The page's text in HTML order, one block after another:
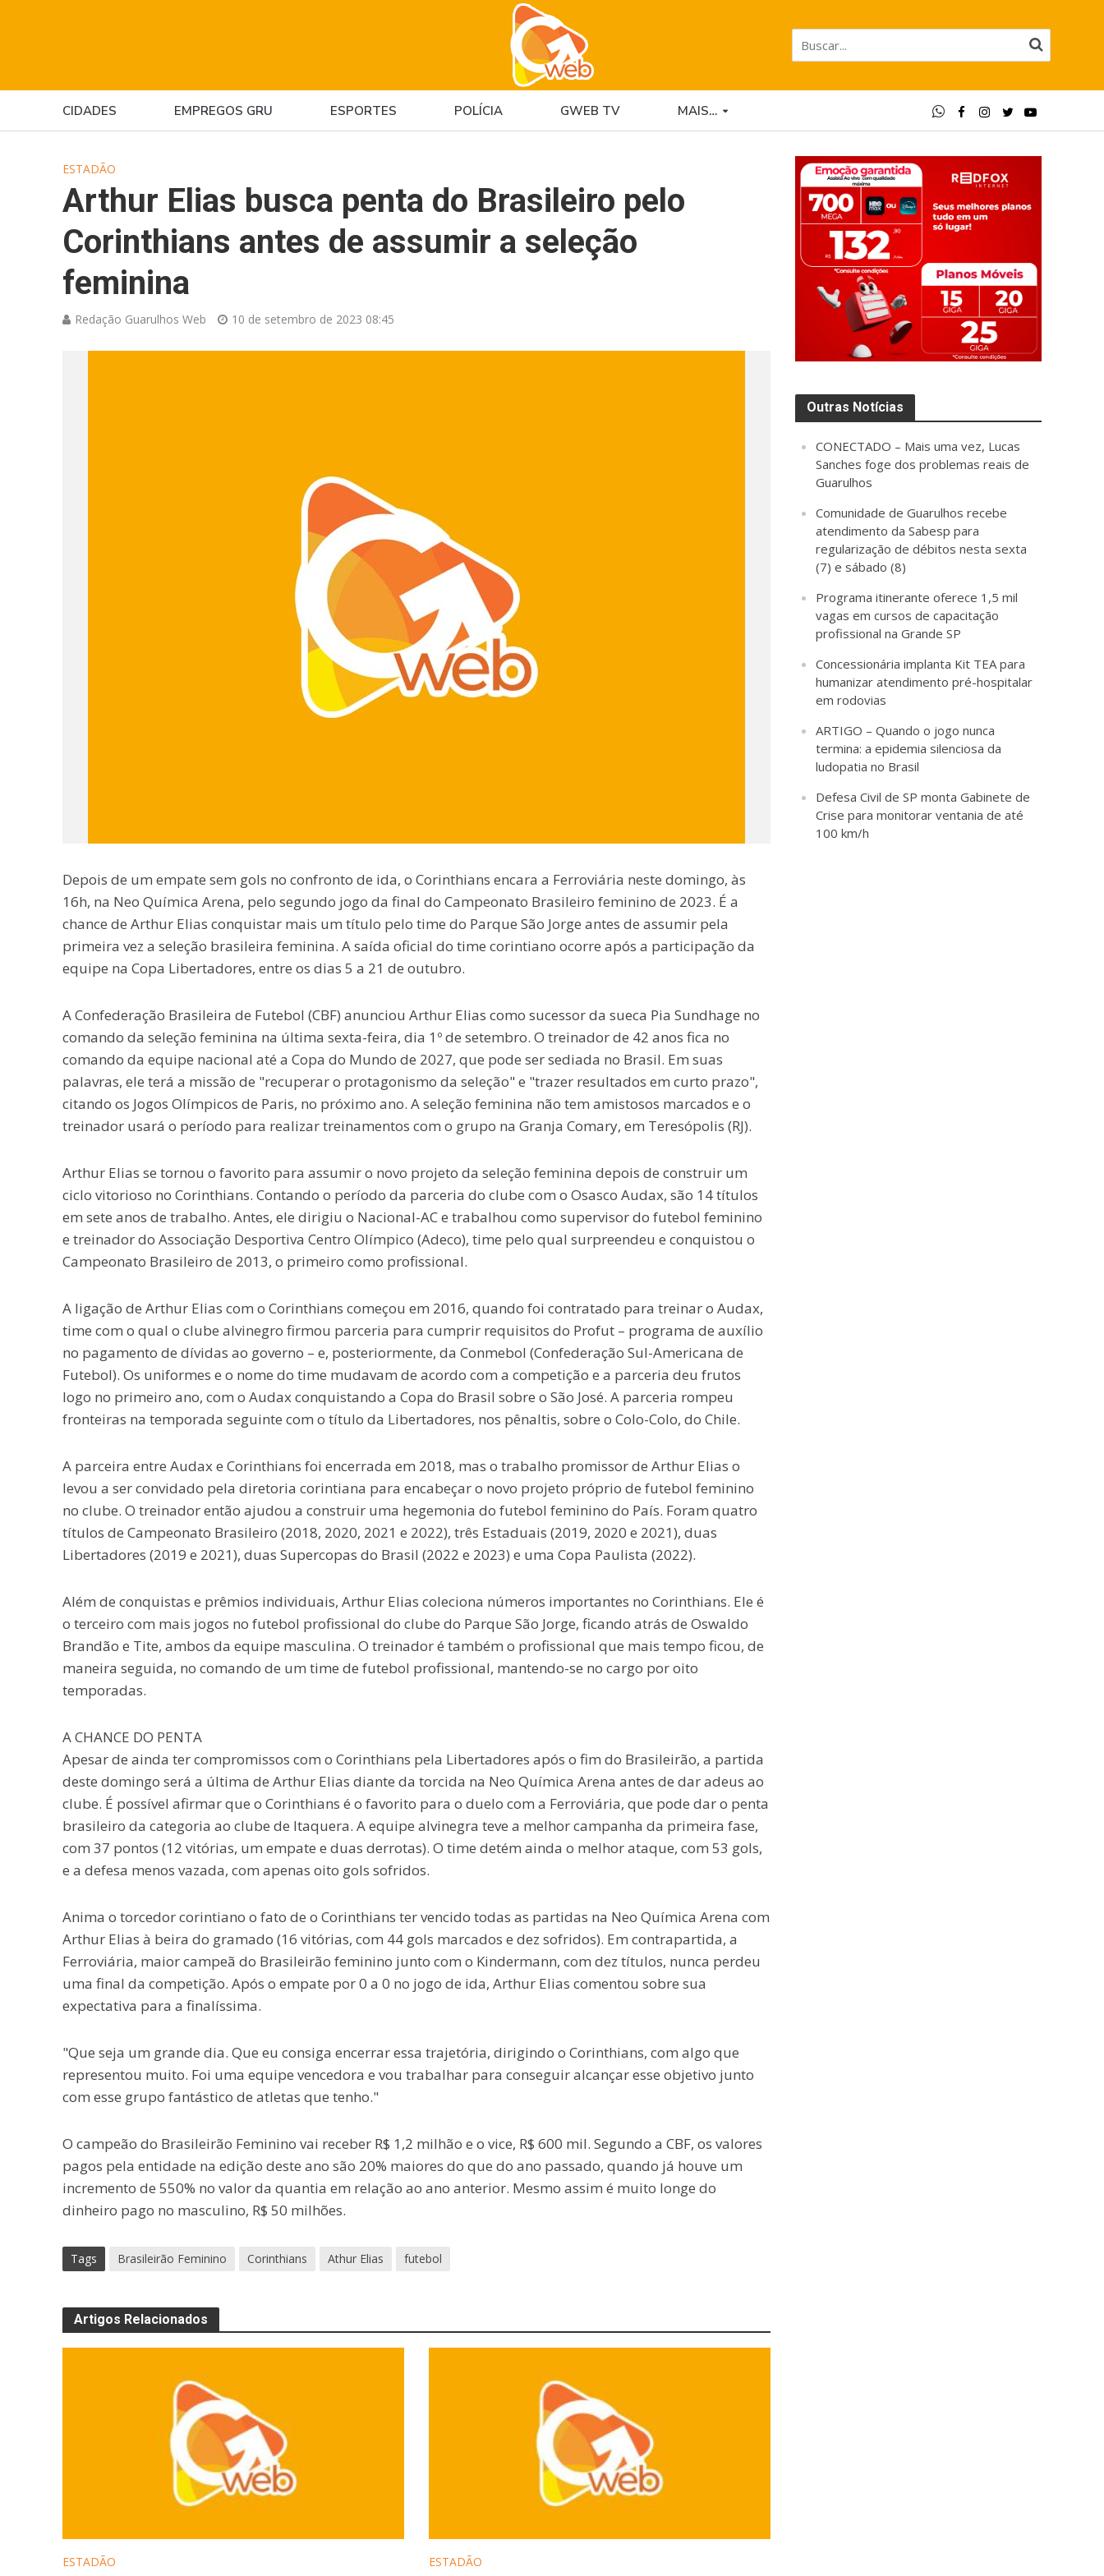
CIDADES EMPREGOS GRU ESPORTES POLÍCIA GWEB TV MAIS…
ESTADÃO
Arthur Elias busca penta do Brasileiro pelo
Corinthians antes de assumir a seleção
feminina
Redação Guarulhos Web 10 de setembro de 2023 08:45
Depois de um empate sem gols no confronto de ida, o Corinthians encara a Ferroviária neste domingo, às
16h, na Neo Química Arena, pelo segundo jogo da final do Campeonato Brasileiro feminino de 2023. É a
chance de Arthur Elias conquistar mais um título pelo time do Parque São Jorge antes de assumir pela
primeira vez a seleção brasileira feminina. A saída oficial do time corintiano ocorre após a participação da
equipe na Copa Libertadores, entre os dias 5 a 21 de outubro.
A Confederação Brasileira de Futebol (CBF) anunciou Arthur Elias como sucessor da sueca Pia Sundhage no
comando da seleção feminina na última sexta-feira, dia 1º de setembro. O treinador de 42 anos fica no
comando da equipe nacional até a Copa do Mundo de 2027, que pode ser sediada no Brasil. Em suas
palavras, ele terá a missão de "recuperar o protagonismo da seleção" e "trazer resultados em curto prazo",
citando os Jogos Olímpicos de Paris, no próximo ano. A seleção feminina não tem amistosos marcados e o
treinador usará o período para realizar treinamentos com o grupo na Granja Comary, em Teresópolis (RJ).
Arthur Elias se tornou o favorito para assumir o novo projeto da seleção feminina depois de construir um
ciclo vitorioso no Corinthians. Contando o período da parceria do clube com o Osasco Audax, são 14 títulos
em sete anos de trabalho. Antes, ele dirigiu o Nacional-AC e trabalhou como supervisor do futebol feminino
e treinador do Associação Desportiva Centro Olímpico (Adeco), time pelo qual surpreendeu e conquistou o
Campeonato Brasileiro de 2013, o primeiro como profissional.
A ligação de Arthur Elias com o Corinthians começou em 2016, quando foi contratado para treinar o Audax,
time com o qual o clube alvinegro firmou parceria para cumprir requisitos do Profut – programa de auxílio
no pagamento de dívidas ao governo – e, posteriormente, da Conmebol (Confederação Sul-Americana de
Futebol). Os uniformes e o nome do time mudavam de acordo com a competição e a parceria deu frutos
logo no primeiro ano, com o Audax conquistando a Copa do Brasil sobre o São José. A parceria rompeu
fronteiras na temporada seguinte com o título da Libertadores, nos pênaltis, sobre o Colo-Colo, do Chile.
A parceira entre Audax e Corinthians foi encerrada em 2018, mas o trabalho promissor de Arthur Elias o
levou a ser convidado pela diretoria corintiana para encabeçar o novo projeto próprio de futebol feminino
no clube. O treinador então ajudou a construir uma hegemonia do futebol feminino do País. Foram quatro
títulos de Campeonato Brasileiro (2018, 2020, 2021 e 2022), três Estaduais (2019, 2020 e 2021), duas
Libertadores (2019 e 2021), duas Supercopas do Brasil (2022 e 2023) e uma Copa Paulista (2022).
Além de conquistas e prêmios individuais, Arthur Elias coleciona números importantes no Corinthians. Ele é
o terceiro com mais jogos no futebol profissional do clube do Parque São Jorge, ficando atrás de Oswaldo
Brandão e Tite, ambos da equipe masculina. O treinador é também o profissional que mais tempo ficou, de
maneira seguida, no comando de um time de futebol profissional, mantendo-se no cargo por oito
temporadas.
A CHANCE DO PENTA
Apesar de ainda ter compromissos com o Corinthians pela Libertadores após o fim do Brasileirão, a partida
deste domingo será a última de Arthur Elias diante da torcida na Neo Química Arena antes de dar adeus ao
clube. É possível afirmar que o Corinthians é o favorito para o duelo com a Ferroviária, que pode dar o penta
brasileiro da categoria ao clube de Itaquera. A equipe alvinegra teve a melhor campanha da primeira fase,
com 37 pontos (12 vitórias, um empate e duas derrotas). O time detém ainda o melhor ataque, com 53 gols,
e a defesa menos vazada, com apenas oito gols sofridos.
Anima o torcedor corintiano o fato de o Corinthians ter vencido todas as partidas na Neo Química Arena com
Arthur Elias à beira do gramado (16 vitórias, com 44 gols marcados e dez sofridos). Em contrapartida, a
Ferroviária, maior campeã do Brasileirão feminino junto com o Kindermann, com dez títulos, nunca perdeu
uma final da competição. Após o empate por 0 a 0 no jogo de ida, Arthur Elias comentou sobre sua
expectativa para a finalíssima.
"Que seja um grande dia. Que eu consiga encerrar essa trajetória, dirigindo o Corinthians, com algo que
representou muito. Foi uma equipe vencedora e vou trabalhar para conseguir alcançar esse objetivo junto
com esse grupo fantástico de atletas que tenho."
O campeão do Brasileirão Feminino vai receber R$ 1,2 milhão e o vice, R$ 600 mil. Segundo a CBF, os valores
pagos pela entidade na edição deste ano são 20% maiores do que do ano passado, quando já houve um
incremento de 550% no valor da quantia em relação ao ano anterior. Mesmo assim é muito longe do
dinheiro pago no masculino, R$ 50 milhões.
Tags Brasileirão Feminino Corinthians Athur Elias futebol
Artigos Relacionados
ESTADÃO ESTADÃO
Outras Notícias
CONECTADO – Mais uma vez, Lucas
Sanches foge dos problemas reais de
Guarulhos
Comunidade de Guarulhos recebe
atendimento da Sabesp para
regularização de débitos nesta sexta
(7) e sábado (8)
Programa itinerante oferece 1,5 mil
vagas em cursos de capacitação
profissional na Grande SP
Concessionária implanta Kit TEA para
humanizar atendimento pré-hospitalar
em rodovias
ARTIGO – Quando o jogo nunca
termina: a epidemia silenciosa da
ludopatia no Brasil
Defesa Civil de SP monta Gabinete de
Crise para monitorar ventania de até
100 km/h